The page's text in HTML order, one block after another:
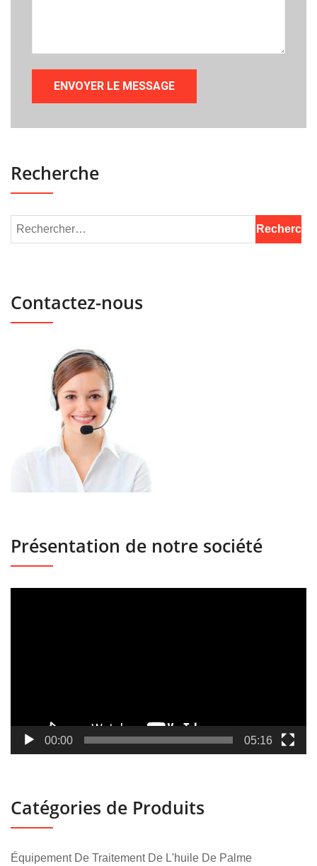
Recherche
Contactez-nous
Présentation de notre société
00:00 05:16
Catégories de Produits
Équipement De Traitement De L'huile De Palme